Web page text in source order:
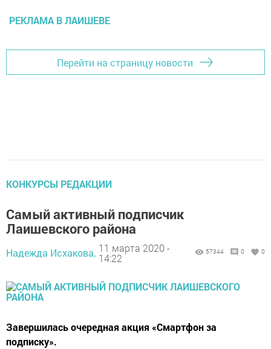
РЕКЛАМА В ЛАИШЕВЕ
Перейти на страницу новости
КОНКУРСЫ РЕДАКЦИИ
Самый активный подписчик
Лаишевского района
Надежда Исхакова, 11 марта 2020 -
14:22
57344 0 0
Завершилась очередная акция «Смартфон за
подписку».